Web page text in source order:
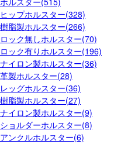
ヒップホルスター(328)
樹脂製ホルスター(266)
ロック無しホルスター(70)
ロック有りホルスター(196)
ナイロン製ホルスター(36)
革製ホルスター(28)
レッグホルスター(36)
樹脂製ホルスター(27)
ナイロン製ホルスター(9)
ショルダーホルスター(8)
アンクルホルスター(6)